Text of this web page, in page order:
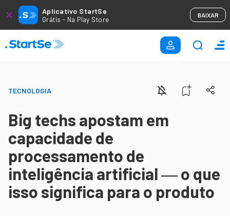
Aplicativo StartSe
Grátis - Na Play Store
BAIXAR
TECNOLOGIA
Big techs apostam em
capacidade de
processamento de
inteligência artificial ― o que
isso significa para o produto